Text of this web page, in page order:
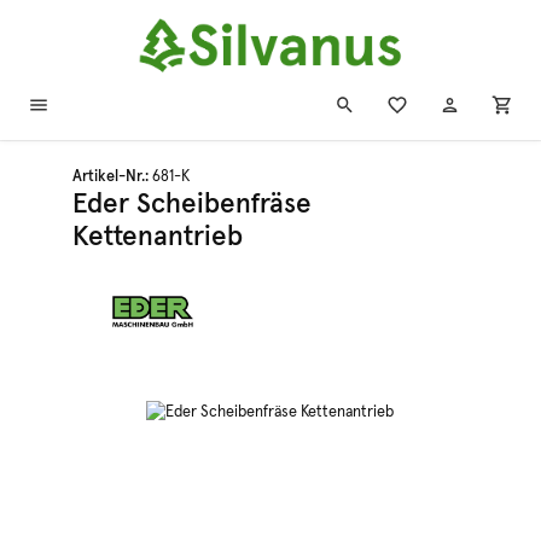
Zum Hauptinhalt springen
Artikel-Nr.: 681-K
Eder Scheibenfräse
Kettenantrieb
Bildergalerie überspringen